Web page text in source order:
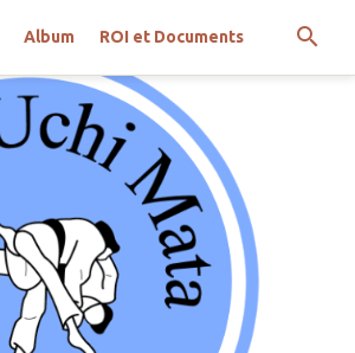
Album ROI et Documents